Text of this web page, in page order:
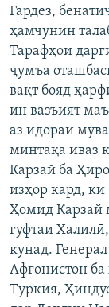
Гардез,
ҳамчунин
Тарафҳои
ҷумъа
вақт бояд
ин вазъият
аз идораи
минтақа иваз
Карзай ба
изҳор кард,
Ҳомид Карзай
гуфтаи
кунад.
Афғонистон
Туркия,